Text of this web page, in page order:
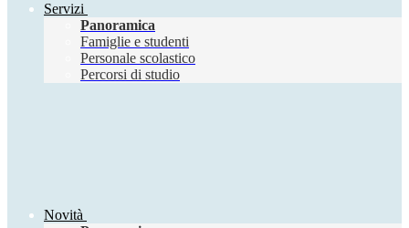
Servizi
Panoramica
Famiglie e studenti
Personale scolastico
Percorsi di studio
Novità